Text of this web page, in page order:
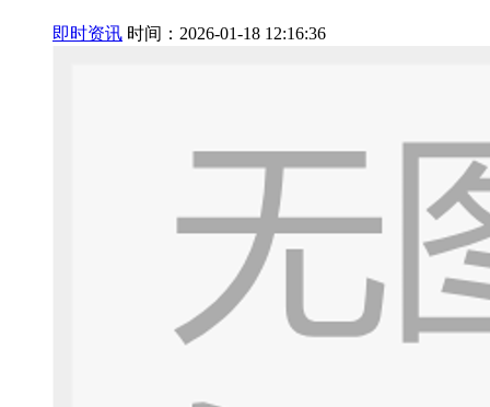
即时资讯 时间：2026-01-18 12:16:36